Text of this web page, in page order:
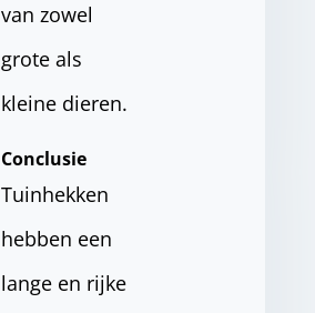
van zowel
grote als
kleine dieren.
Conclusie
Tuinhekken
hebben een
lange en rijke